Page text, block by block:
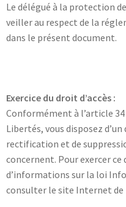
Le délégué à la protection
veiller au respect de la
dans le présent document.
Exercice du droit d’accès :
Conformément à l’article
Libertés, vous disposez
rectification et de
concernent. Pour exercer ce
d’informations sur la loi
consulter le site Internet de